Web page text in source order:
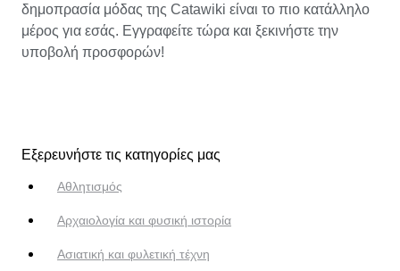
δημοπρασία μόδας της Catawiki είναι το πιο κατάλληλο
μέρος για εσάς. Εγγραφείτε τώρα και ξεκινήστε την
υποβολή προσφορών!
Εξερευνήστε τις κατηγορίες μας
Αθλητισμός
Αρχαιολογία και φυσική ιστορία
Ασιατική και φυλετική τέχνη